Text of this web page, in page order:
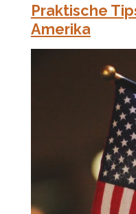
Praktische
Amerika